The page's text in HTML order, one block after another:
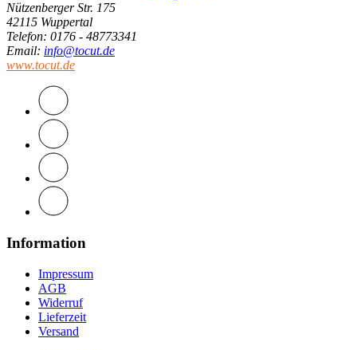
Nützenberger Str. 175
42115 Wuppertal
Telefon: 0176 - 48773341
Email: info@tocut.de
www.tocut.de
Information
Impressum
AGB
Widerruf
Lieferzeit
Versand